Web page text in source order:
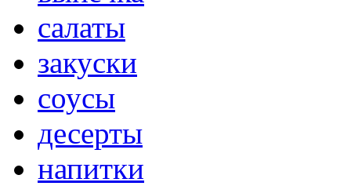
салаты
закуски
соусы
десерты
напитки